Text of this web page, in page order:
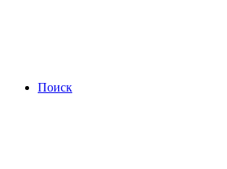
Поиск